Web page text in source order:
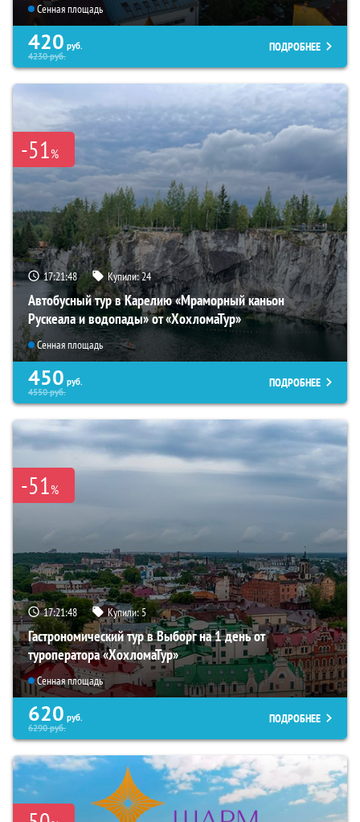
Сенная площадь
420 руб.
4230руб.
ПОДРОБНЕЕ
-51%
17:21:46 Купили:24
Автобусный тур в Карелию «Мраморный каньон
Рускеала и водопады» от «ХохломаТур»
Сенная площадь
450 руб.
4550руб.
ПОДРОБНЕЕ
-51%
17:21:46 Купили:5
Гастрономический тур в Выборг на 1 день от
туроператора «ХохломаТур»
Сенная площадь
620 руб.
6290руб.
ПОДРОБНЕЕ